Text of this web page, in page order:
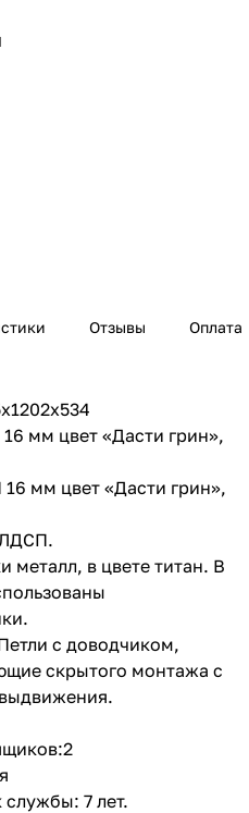
Отзывы Оплата
мм цвет «Дасти грин»,
мм цвет «Дасти грин»,
металл, в цвете титан. В
с доводчиком,
скрытого монтажа с
службы: 7 лет.